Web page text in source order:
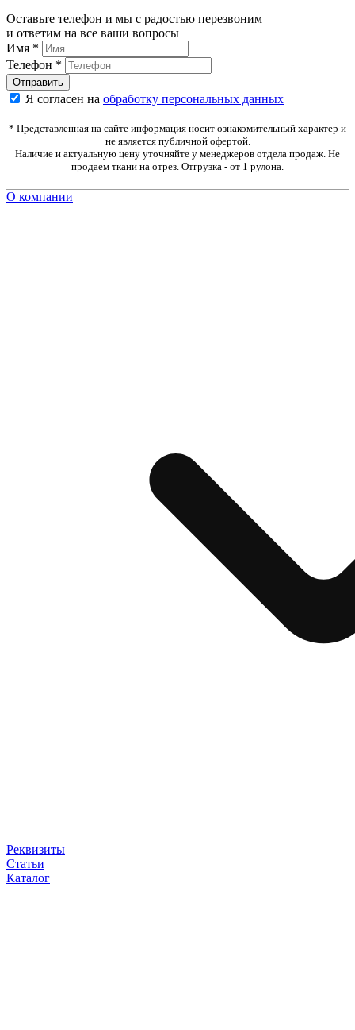
Оставьте телефон и мы с радостью перезвоним
и ответим на все ваши вопросы
Имя *
Телефон *
Я согласен на обработку персональных данных
* Представленная на сайте информация носит ознакомительный характер и
не является публичной офертой.
Наличие и актуальную цену уточняйте у менеджеров отдела продаж. Не
продаем ткани на отрез. Отгрузка - от 1 рулона.
О компании
Реквизиты
Статьи
Каталог